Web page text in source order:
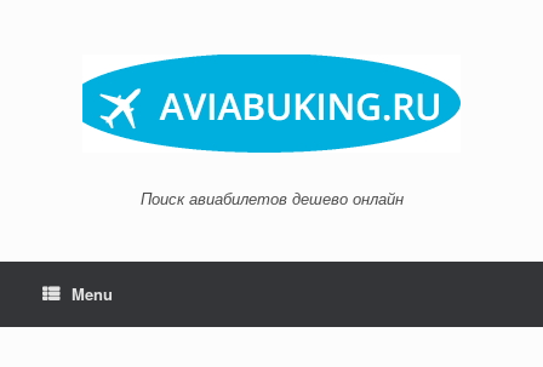
Поиск авиабилетов дешево онлайн
Menu